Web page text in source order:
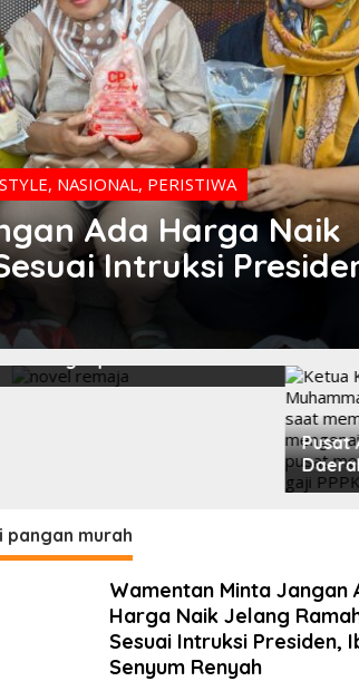
, NASIONAL, PERISTIWA
Ada Harga Naik
Intruksi
Fiksi, Hujan yang
Pusat Ambil Alih
Daerah 2026,
Pemda Bisa
pangan murah
Wamentan Minta Jangan
Harga Naik Jelang
Sesuai Intruksi Presiden,
Senyum Renyah